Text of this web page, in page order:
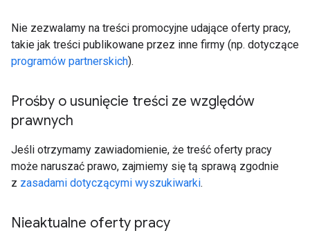
Nie zezwalamy na treści promocyjne udające oferty pracy,
takie jak treści publikowane przez inne firmy (np. dotyczące
programów partnerskich).
Prośby o usunięcie treści ze względów
prawnych
Jeśli otrzymamy zawiadomienie, że treść oferty pracy
może naruszać prawo, zajmiemy się tą sprawą zgodnie
z zasadami dotyczącymi wyszukiwarki.
Nieaktualne oferty pracy